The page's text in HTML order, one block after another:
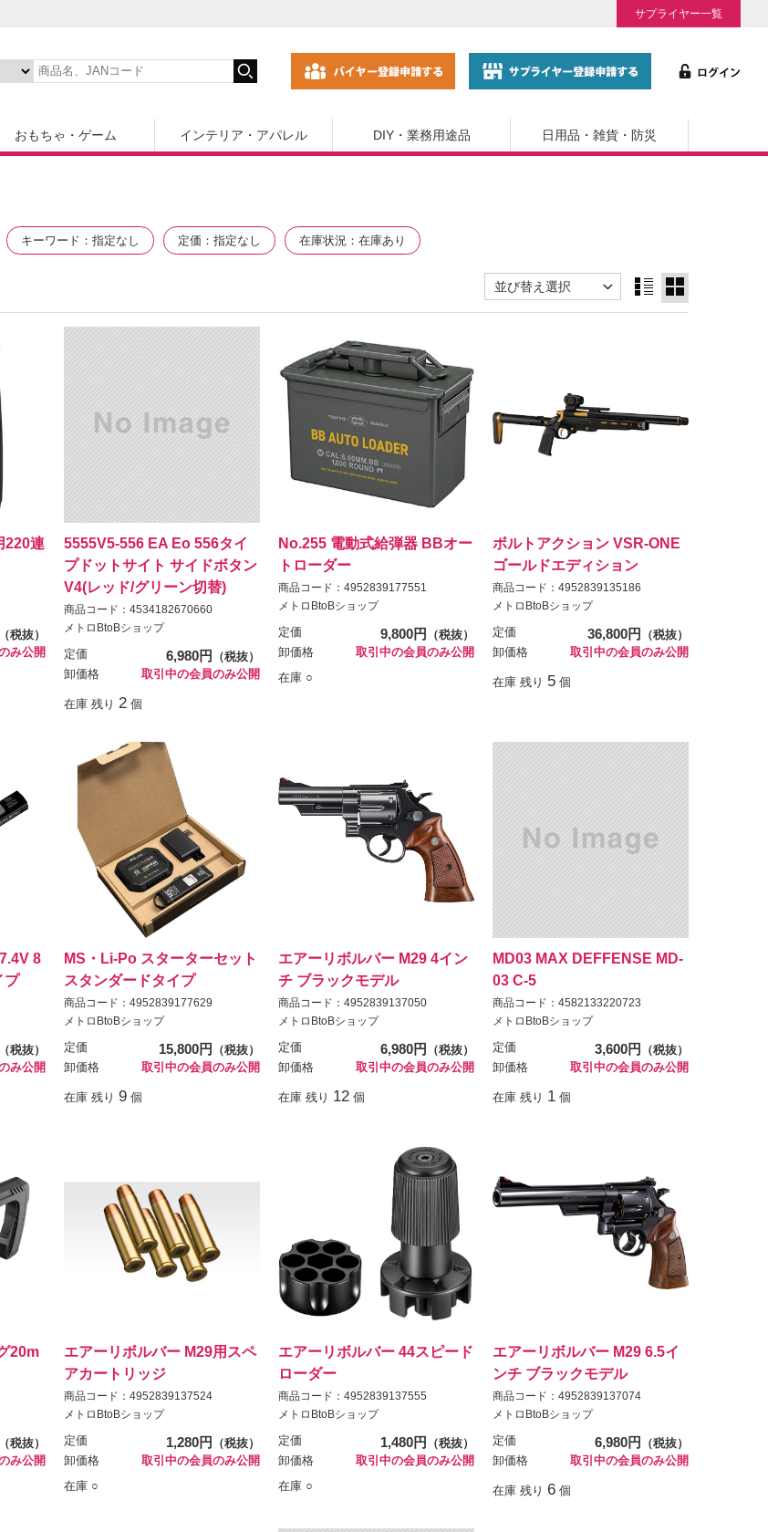
サプライヤー一覧
おもちゃ・ゲーム インテリア・アパレル DIY・業務用途品 日用品・雑貨・防災
キーワード 指定なし 定価 指定なし 在庫状況 在庫あり
220連
（税抜）
み公開
5555V5-556 EA Eo 556タイ
プドットサイト サイドボタン
V4(レッド/グリーン切替)
商品コード：4534182670660
メトロBtoBショップ
定価 6,980円
（税抜）
卸価格
取引中の会員のみ公開
在庫 残り 2 個
No.255 電動式給弾器 BBオー
トローダー
商品コード：4952839177551
メトロBtoBショップ
定価 9,800円
（税抜）
卸価格
取引中の会員のみ公開
在庫 ○
ボルトアクション VSR-ONE
ゴールドエディション
商品コード：4952839135186
メトロBtoBショップ
定価 36,800円
（税抜）
卸価格
取引中の会員のみ公開
在庫 残り 5 個
8
プ
（税抜）
み公開
MS・Li-Po スターターセット
スタンダードタイプ
商品コード：4952839177629
メトロBtoBショップ
定価 15,800円
（税抜）
卸価格
取引中の会員のみ公開
在庫 残り 9 個
エアーリボルバー M29 4イン
チ ブラックモデル
商品コード：4952839137050
メトロBtoBショップ
定価 6,980円
（税抜）
卸価格
取引中の会員のみ公開
在庫 残り 12 個
MD03 MAX DEFFENSE MD-
03 C-5
商品コード：4582133220723
メトロBtoBショップ
定価 3,600円
（税抜）
卸価格
取引中の会員のみ公開
在庫 残り 1 個
20m
（税抜）
み公開
エアーリボルバー M29用スペ
アカートリッジ
商品コード：4952839137524
メトロBtoBショップ
定価 1,280円
（税抜）
卸価格
取引中の会員のみ公開
在庫 ○
エアーリボルバー 44スピード
ローダー
商品コード：4952839137555
メトロBtoBショップ
定価 1,480円
（税抜）
卸価格
取引中の会員のみ公開
在庫 ○
エアーリボルバー M29 6.5イ
ンチ ブラックモデル
商品コード：4952839137074
メトロBtoBショップ
定価 6,980円
（税抜）
卸価格
取引中の会員のみ公開
在庫 残り 6 個